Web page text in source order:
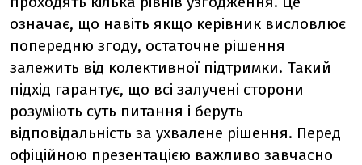
означає, що навіть якщо керівник висловлює
попередню згоду, остаточне рішення
залежить від колективної підтримки. Такий
підхід гарантує, що всі залучені сторони
розуміють суть питання і беруть
відповідальність за ухвалене рішення. Перед
офіційною презентацією важливо завчасно